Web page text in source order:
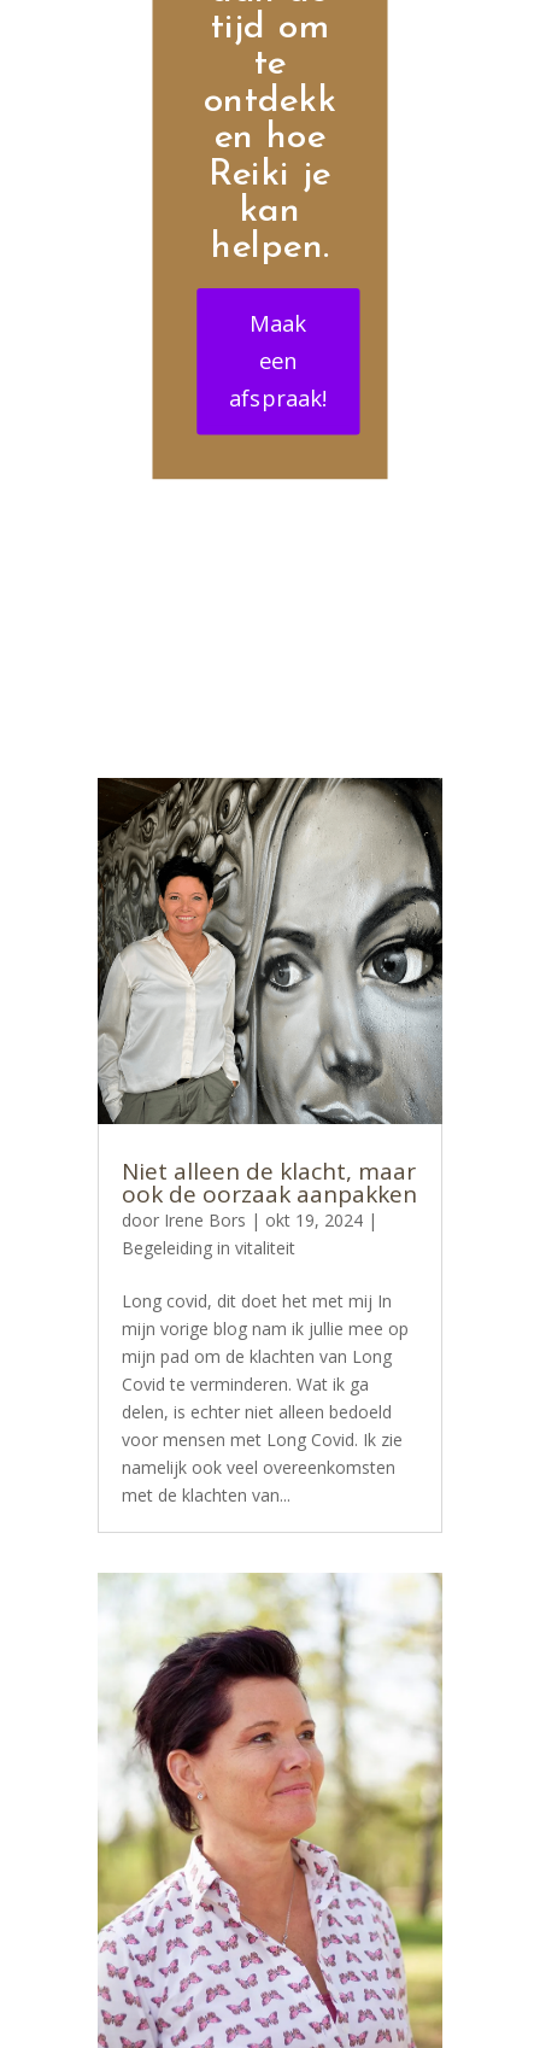
tijd om
te
ontdekk
en hoe
Reiki je
kan
helpen.
Maak
een
afspraak!
Niet alleen de klacht, maar
ook de oorzaak aanpakken
door Irene Bors | okt 19, 2024|
Begeleiding in vitaliteit
Long covid, dit doet het met mij In
mijn vorige blog nam ik jullie mee op
mijn pad om de klachten van Long
Covid te verminderen. Wat ik ga
delen, is echter niet alleen bedoeld
voor mensen met Long Covid. Ik zie
namelijk ook veel overeenkomsten
met de klachten van...